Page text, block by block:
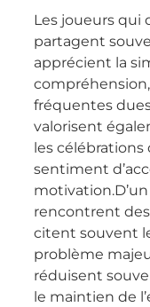
Les joueurs qui
partagent
apprécient la
fréquentes
valorisent
les
sentiment
rencontrent
citent souvent
problème
réduisent
le maintien de